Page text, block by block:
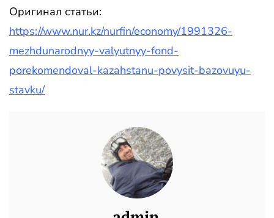
Оригинал статьи:
https://www.nur.kz/nurfin/economy/1991326-
mezhdunarodnyy-valyutnyy-fond-
porekomendoval-kazahstanu-povysit-bazovuyu-
stavku/